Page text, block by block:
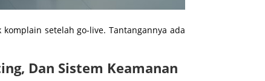
setelah go-live. Tantangannya ada
Dan Sistem Keamanan